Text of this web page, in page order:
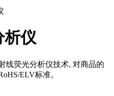
析仪
线荧光分析仪技术, 对商品的
ELV标准。